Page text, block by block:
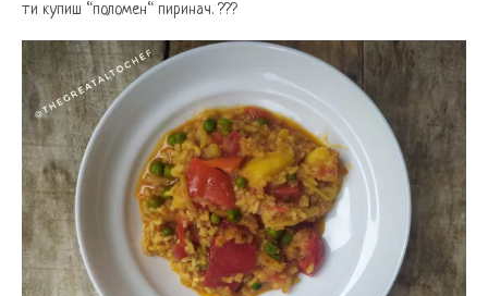
ти купиш “поломен“ пиринач. ???